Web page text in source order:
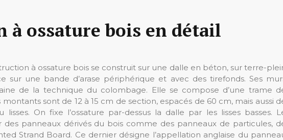
à ossature bois en détail
à ossature bois se construit sur une dalle en béton, sur terre-
sur une bande d’arase périphérique et avec des tirefonds. Ses
de la technique du colombage. Elle se compose d’une trame
sont de 12 à 15 cm de section, espacés de 60 cm, mais aussi
lisses. On fixe l’ossature par-dessus la dalle par les lisses basses.
panneaux dérivés du bois comme des panneaux de particules,
Strand Board. Ce dernier désigne l’appellation anglaise du